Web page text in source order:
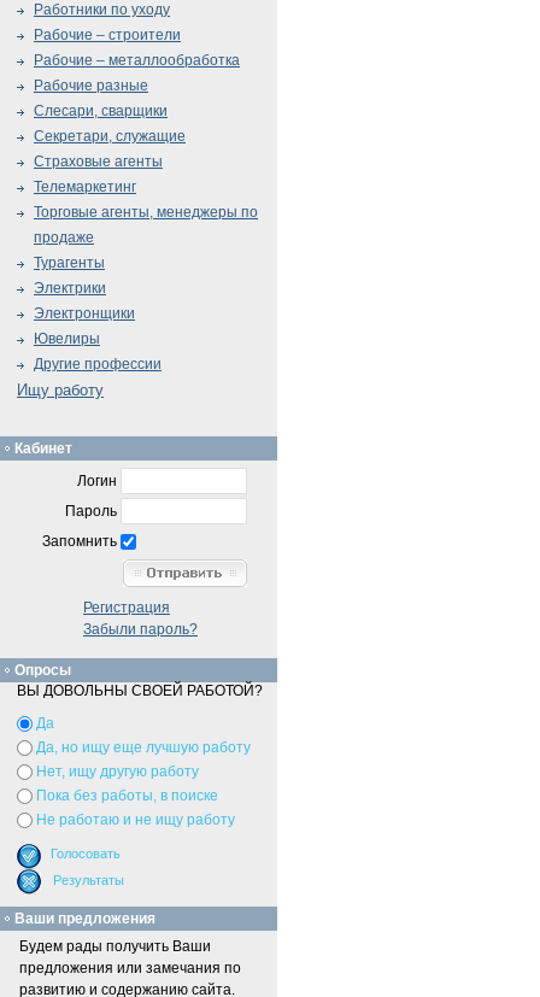
Работники по уходу
Рабочие – строители
Рабочие – металлообработка
Рабочие разные
Слесари, сварщики
Секретари, служащие
Страховые агенты
Телемаркетинг
Торговые агенты, менеджеры по
продаже
Турагенты
Электрики
Электронщики
Ювелиры
Другие профессии
Ищу работу
Кабинет
Логин
Пароль
Запомнить
Регистрация
Забыли пароль?
Опросы
ВЫ ДОВОЛЬНЫ СВОЕЙ РАБОТОЙ?
Да
Да, но ищу еще лучшую работу
Нет, ищу другую работу
Пока без работы, в поиске
Не работаю и не ищу работу
Ваши предложения
Будем рады получить Ваши
предложения или замечания по
развитию и содержанию сайта.